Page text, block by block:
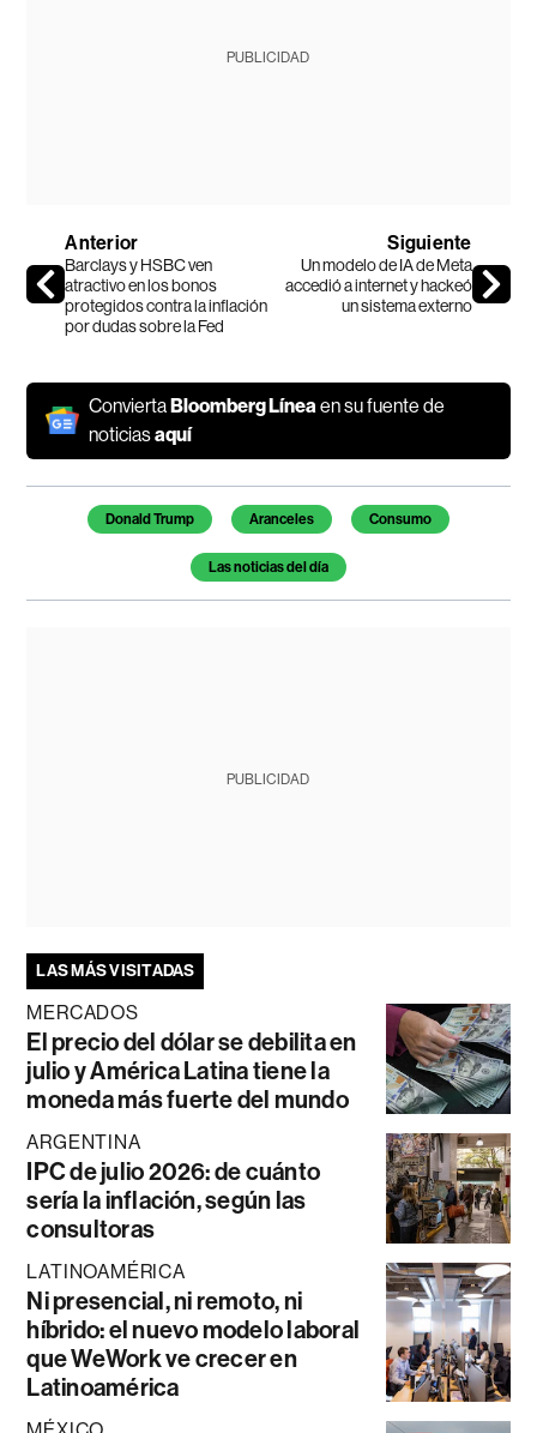
PUBLICIDAD
Anterior
Barclays y HSBC ven
atractivo en los bonos
protegidos contra la inflación
por dudas sobre la Fed
Siguiente
Un modelo de IA de Meta
accedió a internet y hackeó
un sistema externo
ConviertaBloomberg Línea en su fuente de
noticiasaquí
Temas de este artículo
Donald Trump Aranceles Consumo
Las noticias del día
PUBLICIDAD
LAS MÁS VISITADAS
MERCADOS
El precio del dólar se debilita en
julio y América Latina tiene la
moneda más fuerte del mundo
ARGENTINA
IPC de julio 2026: de cuánto
sería la inflación, según las
consultoras
LATINOAMÉRICA
Ni presencial, ni remoto, ni
híbrido: el nuevo modelo laboral
que WeWork ve crecer en
Latinoamérica